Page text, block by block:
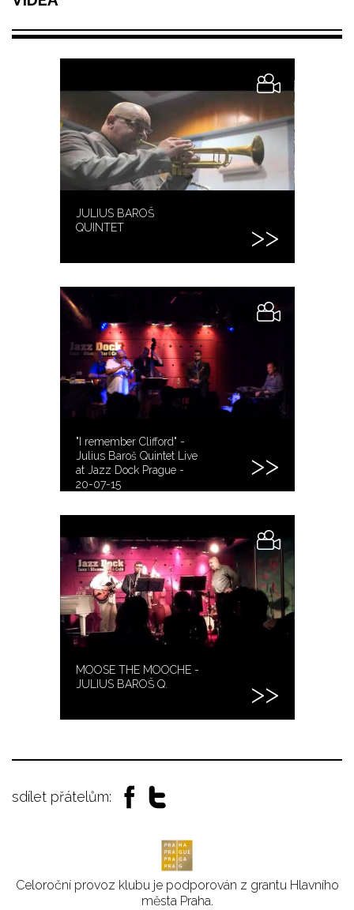
JULIUS BAROŠ
QUINTET
"I remember Clifford" -
Julius Baroš Quintet Live
at Jazz Dock Prague -
20-07-15
MOOSE THE MOOCHE -
JULIUS BAROŠ Q.
sdílet přátelům:
Celoroční provoz klubu je podporován z grantu Hlavního
města Praha.